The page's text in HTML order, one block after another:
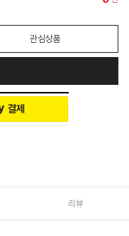
관심상품
리뷰